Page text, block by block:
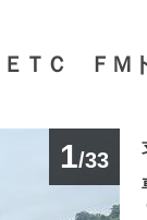
Ｃ ＦＭト
1/33